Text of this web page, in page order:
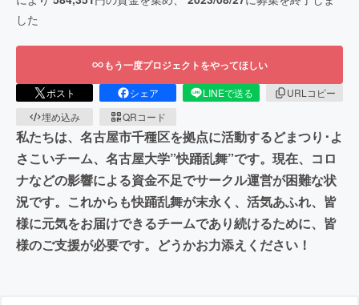
した
もう一度プロジェクトをやってほしい
ポスト シェア LINEで送る
URLコピー
埋め込み
QRコード
私たちは、名古屋市千種区を拠点に活動するどまつり･よ
さこいチーム、名古屋大学”快踊乱舞”です。現在、コロ
ナなどの影響による資金不足でサークル運営が困難な状
況です。これからも快踊乱舞が末永く、活気あふれ、皆
様に元気をお届けできるチームであり続けるために、皆
様のご支援が必要です。どうかお力添えください！